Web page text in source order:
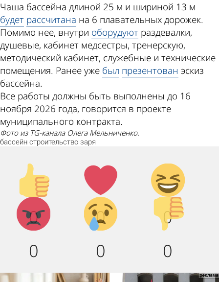
Чаша бассейна длиной 25 м и шириной 13 м
будет рассчитана на 6 плавательных дорожек.
Помимо нее, внутри оборудуют раздевалки,
душевые, кабинет медсестры, тренерскую,
методический кабинет, служебные и технические
помещения. Ранее уже был презентован эскиз
бассейна.
Все работы должны быть выполнены до 16
ноября 2026 года, говорится в проекте
муниципального контракта.
Фото из ТG-канала Олега Мельниченко.
бассейн строительство заря
Палец
вверх!
0
Лайк!
0
Дикий
смех!
0
Агрессия!
0
Грусть :
(
0
Палец
вниз!
0